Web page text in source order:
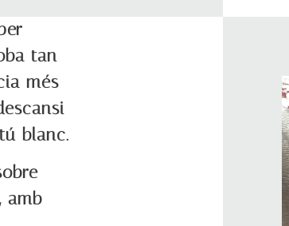
tan
més
blanc.
amb